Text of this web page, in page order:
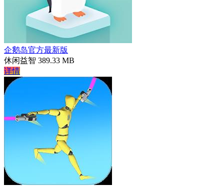
企鹅岛官方最新版
休闲益智 389.33 MB
详情